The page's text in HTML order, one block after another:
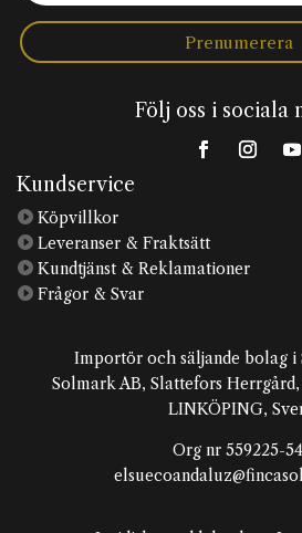
Prenumerera
Följ oss i sociala
Kundservice
 Köpvillkor
 Leveranser & Fraktsätt
 Kundtjänst & Reklamationer
 Frågor & Svar
Importör och säljande bolag i
Solmark AB, Slattefors Herrgård,
LINKÖPING,
Org nr 559225-